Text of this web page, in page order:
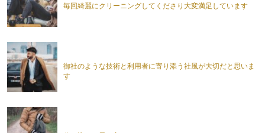
毎回綺麗にクリーニングしてくださり大変満足しています
御社のような技術と利用者に寄り添う社風が大切だと思いま
す